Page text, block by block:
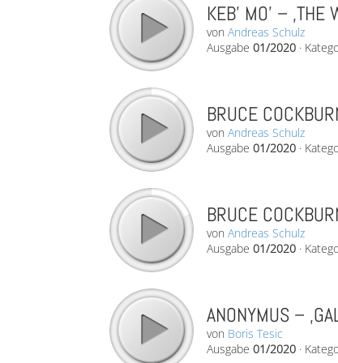
KEB' MO' – ‚THE
von Andreas Schulz
Ausgabe 01/2020 ·
BRUCE
von Andreas Schulz
Ausgabe 01/2020 ·
BRUCE
von Andreas Schulz
Ausgabe 01/2020 ·
ANONYMUS –
von Boris Tesic
Ausgabe 01/2020 ·